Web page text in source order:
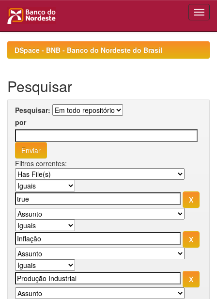
navigationDSpace - BNB - Banco do Nordeste do Brasil
Pesquisar
Pesquisar:
por
Filtros correntes: